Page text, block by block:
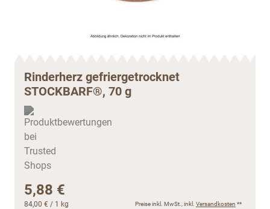
Rinderherz gefriergetrocknet
STOCKBARF®, 70 g
5,88 €
84,00 € / 1 kg Preise inkl. MwSt., inkl. Versandkosten **